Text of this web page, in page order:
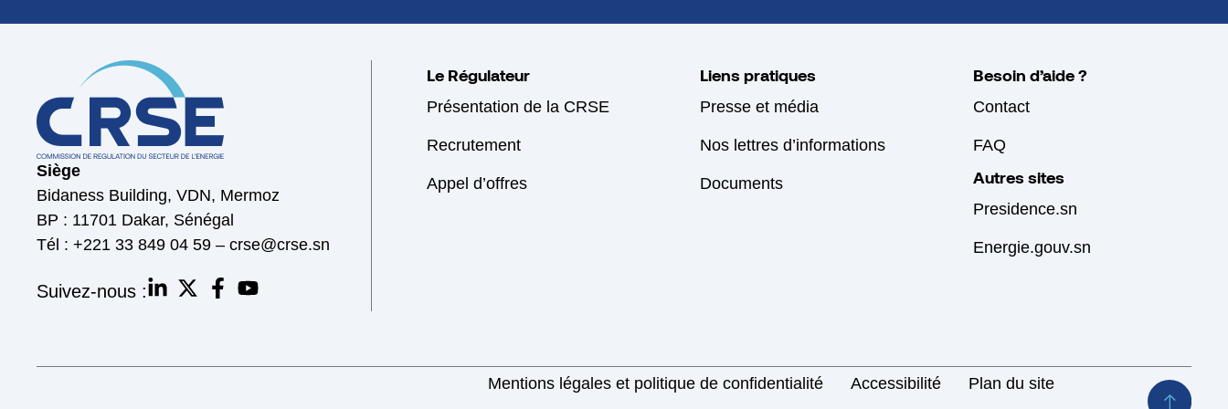
Siège
Bidaness Building, VDN, Mermoz
BP : 11701 Dakar, Sénégal
Tél : +221 33 849 04 59 – crse@crse.sn
Suivez-nous :
Le Régulateur
Présentation de la CRSE
Recrutement
Appel d’offres
Liens pratiques
Presse et média
Nos lettres d’informations
Documents
Besoin d’aide ?
Contact
FAQ
Autres sites
Presidence.sn
Energie.gouv.sn
Mentions légales et politique de confidentialité Accessibilité
Plan du site